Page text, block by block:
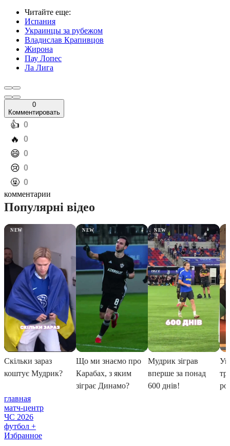
Читайте еще:
Испания
Украинцы за рубежом
Владислав Крапивцов
Жирона
Пау Лопес
Ла Лига
0
Комментировать
️👍 0
️🔥 0
️😄 0
️😢 0
️🤬 0
комментарии
главная
матч-центр
ЧС 2026
футбол +
Избранное